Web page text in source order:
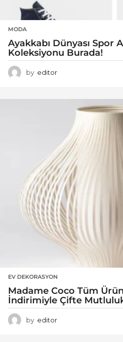
MODA
Ayakkabı Dünyası Spor
Koleksiyonu Burada!
by editor
EV DEKORASYON
Madame Coco Tüm
İndirimiyle Çifte
by editor